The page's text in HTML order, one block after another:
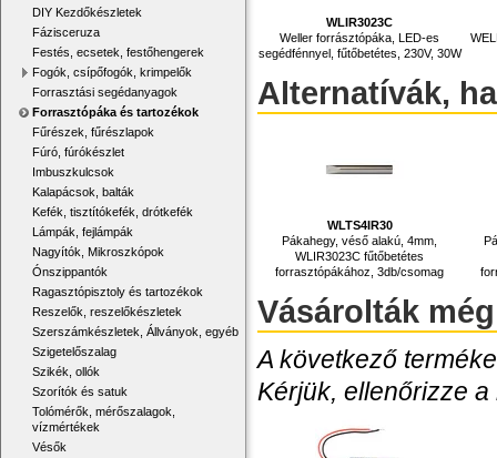
DIY Kezdőkészletek
Fázisceruza
Festés, ecsetek, festőhengerek
Fogók, csípőfogók, krimpelők
Forrasztási segédanyagok
Forrasztópáka és tartozékok
Fűrészek, fűrészlapok
Fúró, fúrókészlet
Imbuszkulcsok
Kalapácsok, balták
Kefék, tisztítókefék, drótkefék
Lámpák, fejlámpák
Nagyítók, Mikroszkópok
Ónszippantók
Ragasztópisztoly és tartozékok
Reszelők, reszelőkészletek
Szerszámkészletek, Állványok, egyéb
Szigetelőszalag
Szikék, ollók
Szorítók és satuk
Tolómérők, mérőszalagok,
vízmértékek
Vésők
WLIR3023C
Weller forrásztópáka, LED-es
segédfénnyel, fűtőbetétes, 230V, 30W
Alternatívák,
WLTS4IR30
Pákahegy, véső alakú, 4mm,
WLIR3023C fűtőbetétes
forrasztópákához, 3db/csomag
Vásárolták még
A következő
Kérjük, ellenőrizze